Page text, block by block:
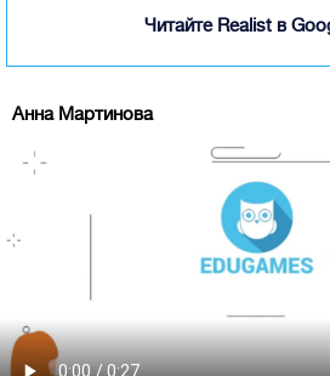
Читайте Realist в
Анна Мартинова